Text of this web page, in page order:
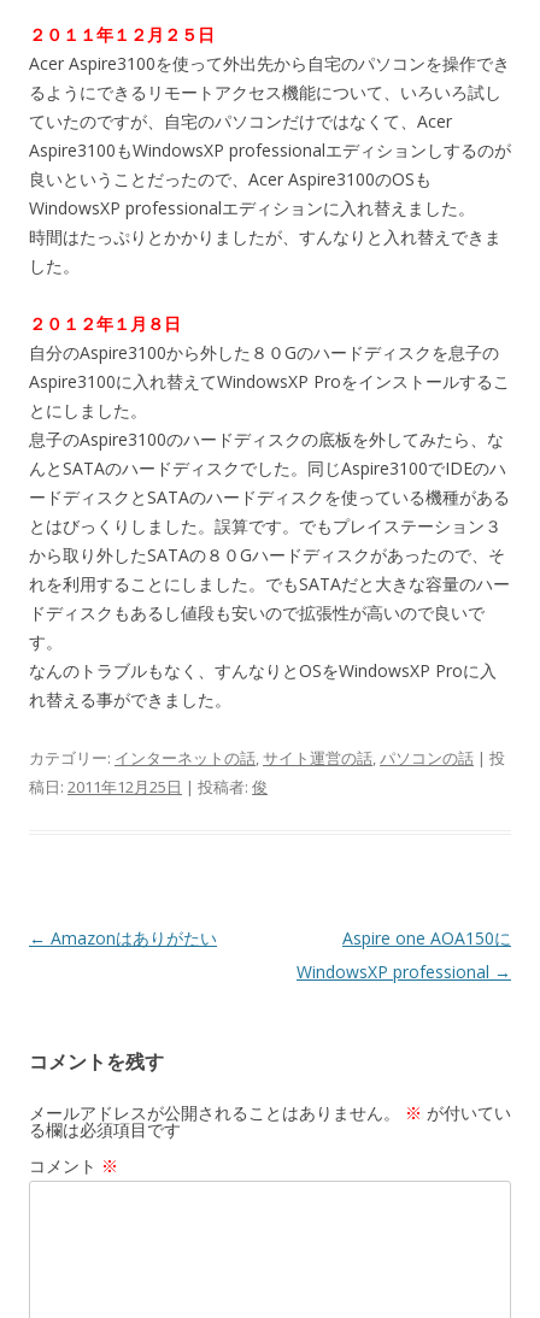
２０１１年１２月２５日
Acer Aspire3100を使って外出先から自宅のパソコンを操作でき
るようにできるリモートアクセス機能について、いろいろ試し
ていたのですが、自宅のパソコンだけではなくて、Acer
Aspire3100もWindowsXP professionalエディションしするのが
良いということだったので、Acer Aspire3100のOSも
WindowsXP professionalエディションに入れ替えました。
時間はたっぷりとかかりましたが、すんなりと入れ替えできま
した。
２０１２年１月８日
自分のAspire3100から外した８０Gのハードディスクを息子の
Aspire3100に入れ替えてWindowsXP Proをインストールするこ
とにしました。
息子のAspire3100のハードディスクの底板を外してみたら、な
んとSATAのハードディスクでした。同じAspire3100でIDEのハ
ードディスクとSATAのハードディスクを使っている機種がある
とはびっくりしました。誤算です。でもプレイステーション３
から取り外したSATAの８０Gハードディスクがあったので、そ
れを利用することにしました。でもSATAだと大きな容量のハー
ドディスクもあるし値段も安いので拡張性が高いので良いで
す。
なんのトラブルもなく、すんなりとOSをWindowsXP Proに入
れ替える事ができました。
カテゴリー: インターネットの話,サイト運営の話,パソコンの話 | 投
稿日: 2011年12月25日 | 投稿者: 俊
投
ゲ
ー
シ
ョ
← Amazonはありがたい
Aspire one AOA150に
WindowsXP professional →
コメントを残す
メールアドレスが公開されることはありません。 ※ が付いてい
る欄は必須項目です
コメント ※